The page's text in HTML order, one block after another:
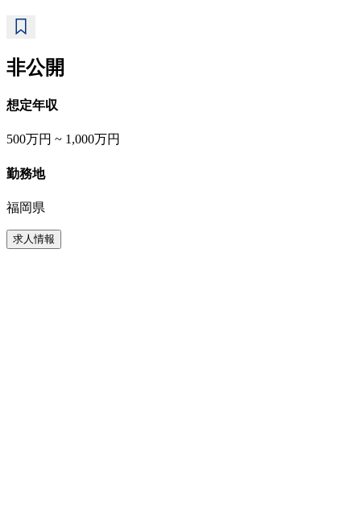
非公開
想定年収
500万円 ~ 1,000万円
勤務地
福岡県
求人情報